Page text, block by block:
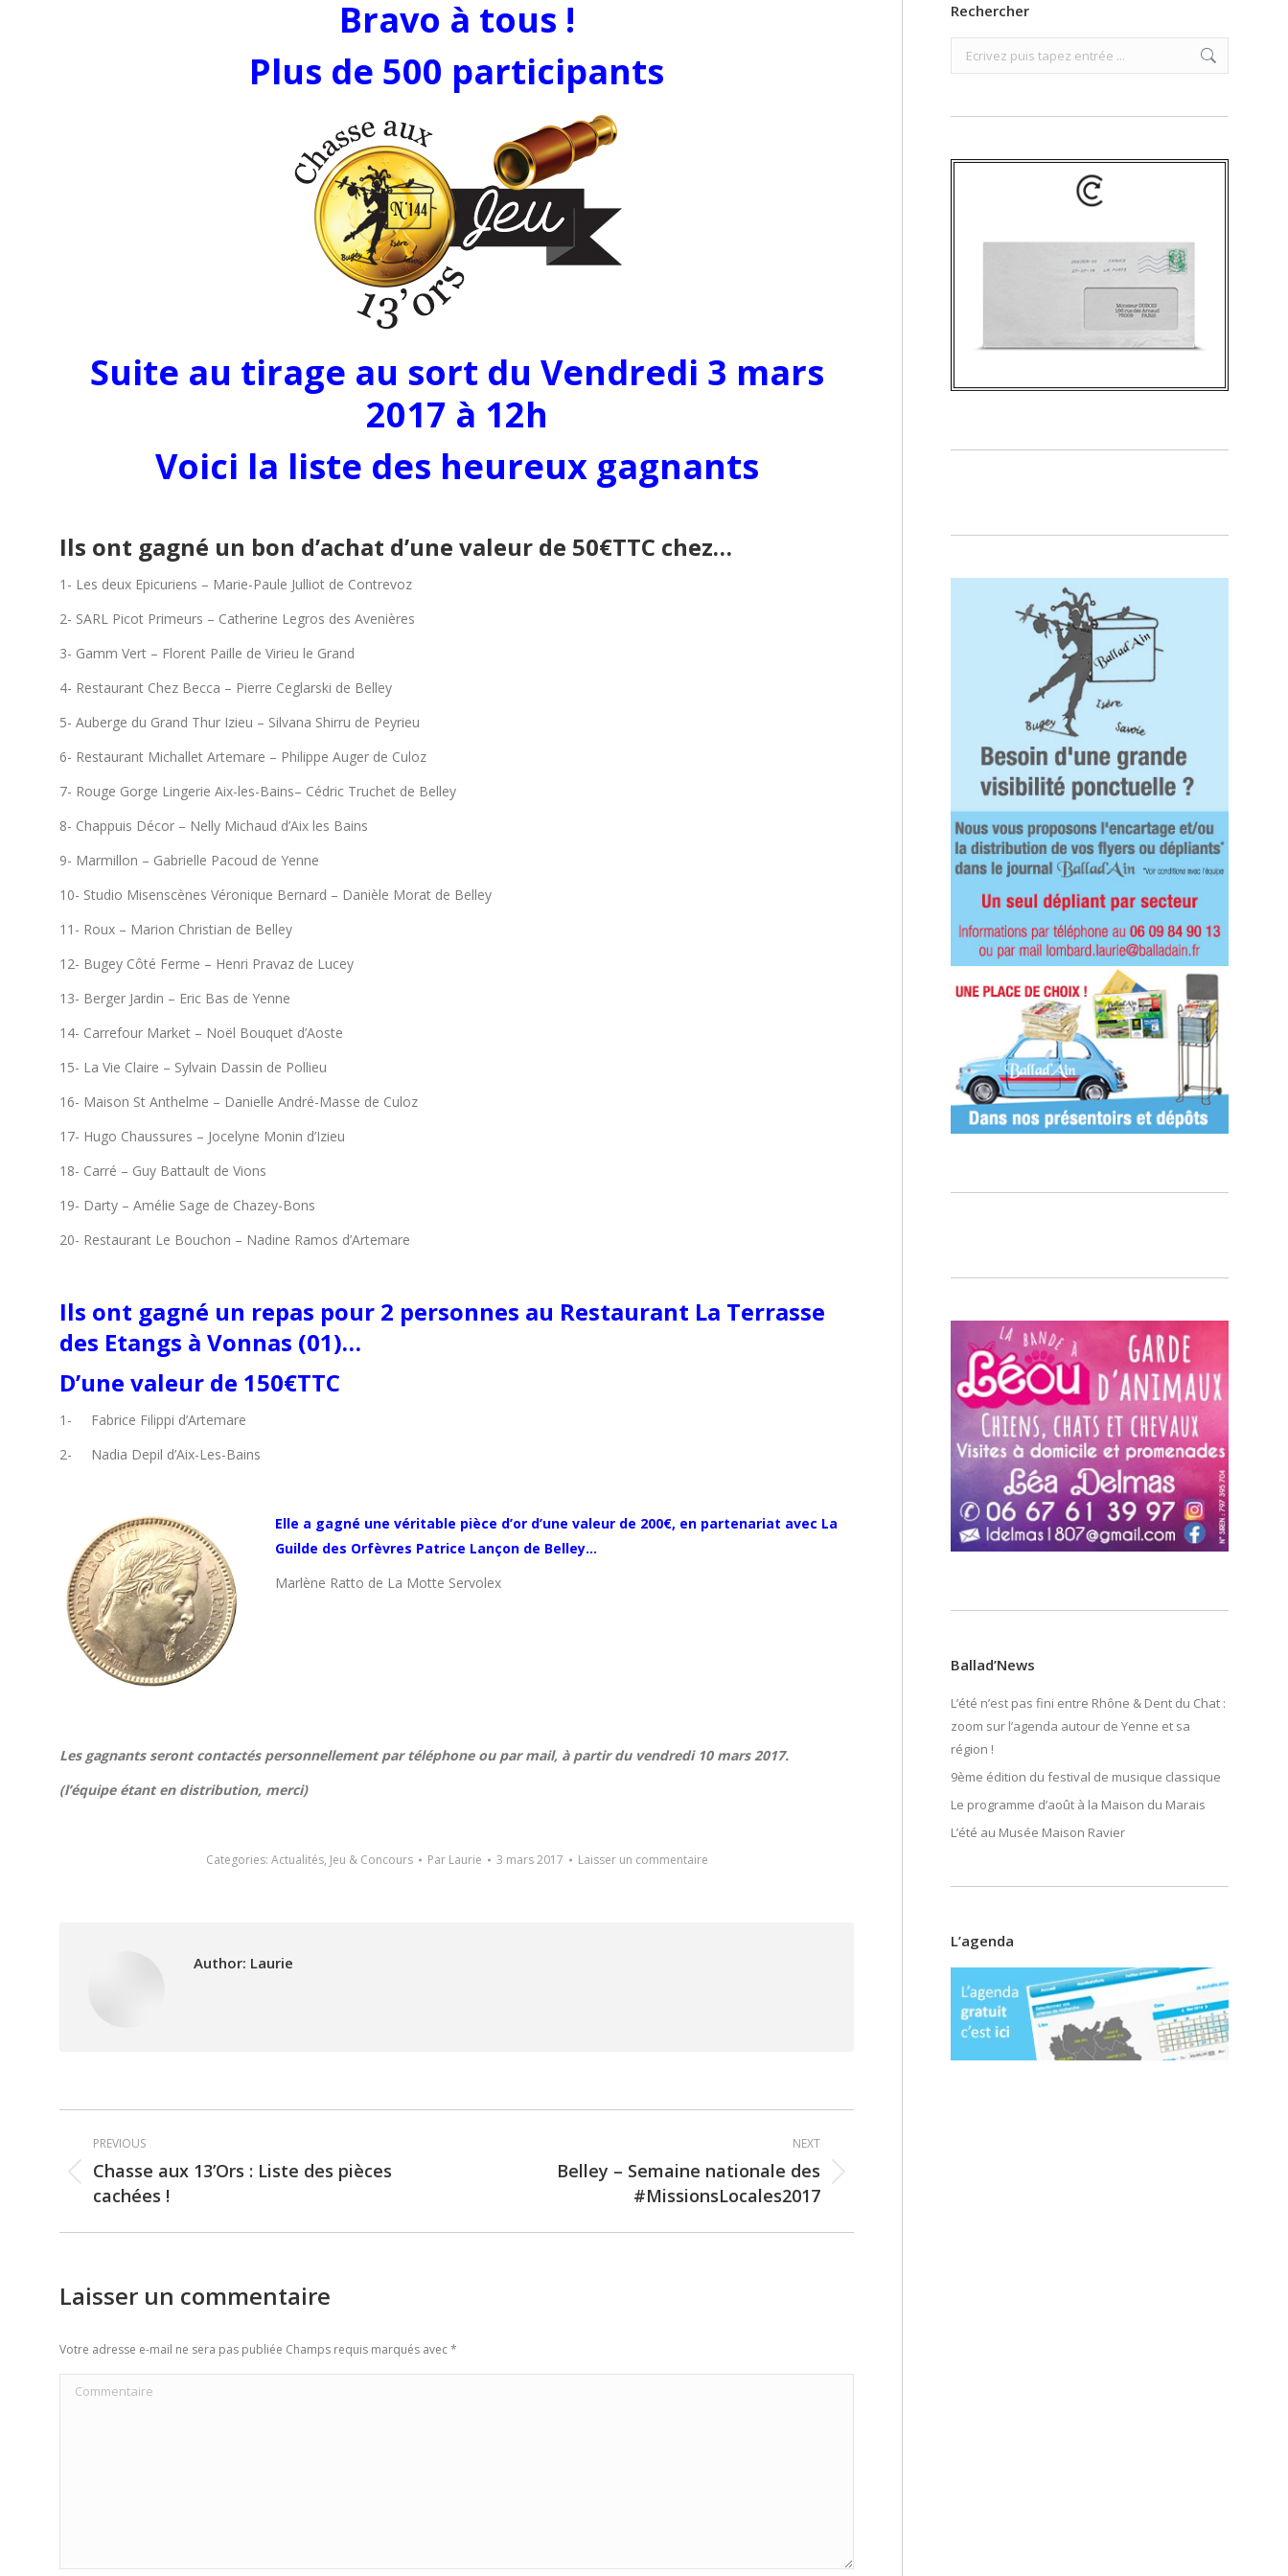
Bravo à tous !
Plus de 500 participants
Suite au tirage au sort du Vendredi 3 mars
2017 à 12h
Voici la liste des heureux gagnants
Ils ont gagné un bon d’achat d’une valeur de 50€TTC chez…
1- Les deux Epicuriens – Marie-Paule Julliot de Contrevoz
2- SARL Picot Primeurs – Catherine Legros des Avenières
3- Gamm Vert – Florent Paille de Virieu le Grand
4- Restaurant Chez Becca – Pierre Ceglarski de Belley
5- Auberge du Grand Thur Izieu – Silvana Shirru de Peyrieu
6- Restaurant Michallet Artemare – Philippe Auger de Culoz
7- Rouge Gorge Lingerie Aix-les-Bains– Cédric Truchet de Belley
8- Chappuis Décor – Nelly Michaud d’Aix les Bains
9- Marmillon – Gabrielle Pacoud de Yenne
10- Studio Misenscènes Véronique Bernard – Danièle Morat de Belley
11- Roux – Marion Christian de Belley
12- Bugey Côté Ferme – Henri Pravaz de Lucey
13- Berger Jardin – Eric Bas de Yenne
14- Carrefour Market – Noël Bouquet d’Aoste
15- La Vie Claire – Sylvain Dassin de Pollieu
16- Maison St Anthelme – Danielle André-Masse de Culoz
17- Hugo Chaussures – Jocelyne Monin d’Izieu
18- Carré – Guy Battault de Vions
19- Darty – Amélie Sage de Chazey-Bons
20- Restaurant Le Bouchon – Nadine Ramos d’Artemare
Ils ont gagné un repas pour 2 personnes au Restaurant La Terrasse
des Etangs à Vonnas (01)…
D’une valeur de 150€TTC
1- Fabrice Filippi d’Artemare
2- Nadia Depil d’Aix-Les-Bains
Elle a gagné une véritable pièce d’or d’une valeur de 200€, en partenariat avec La
Guilde des Orfèvres Patrice Lançon de Belley…
Marlène Ratto de La Motte Servolex
Les gagnants seront contactés personnellement par téléphone ou par mail, à partir du vendredi 10 mars 2017.
(l’équipe étant en distribution, merci)
Categories: Actualités, Jeu & Concours Par Laurie 3 mars 2017 Laisser un commentaire
Author: Laurie
Post
navigation
PREVIOUS
Previous
post:
Chasse aux 13’Ors : Liste des pièces
cachées !
NEXT
Belley – Semaine nationale des
#MissionsLocales2017
Laisser un commentaire
Votre adresse e-mail ne sera pas publiée Champs requis marqués avec*
Commentaire
Rechercher
Search:
Ballad’News
L’été n’est pas fini entre Rhône & Dent du Chat :
zoom sur l’agenda autour de Yenne et sa
région !
9ème édition du festival de musique classique
Le programme d’août à la Maison du Marais
L’été au Musée Maison Ravier
L’agenda